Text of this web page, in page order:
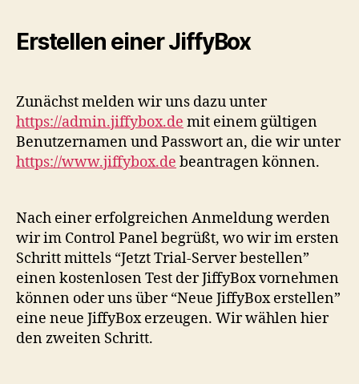
Erstellen einer JiffyBox
Zunächst melden wir uns dazu unter
https://admin.jiffybox.de mit einem gültigen
Benutzernamen und Passwort an, die wir unter
https://www.jiffybox.de beantragen können.
Nach einer erfolgreichen Anmeldung werden
wir im Control Panel begrüßt, wo wir im ersten
Schritt mittels “Jetzt Trial-Server bestellen”
einen kostenlosen Test der JiffyBox vornehmen
können oder uns über “Neue JiffyBox erstellen”
eine neue JiffyBox erzeugen. Wir wählen hier
den zweiten Schritt.